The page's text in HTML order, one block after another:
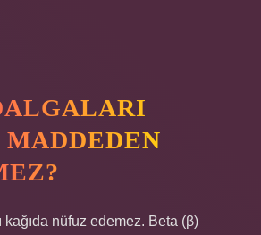
kağıda nüfuz edemez. Beta (β)